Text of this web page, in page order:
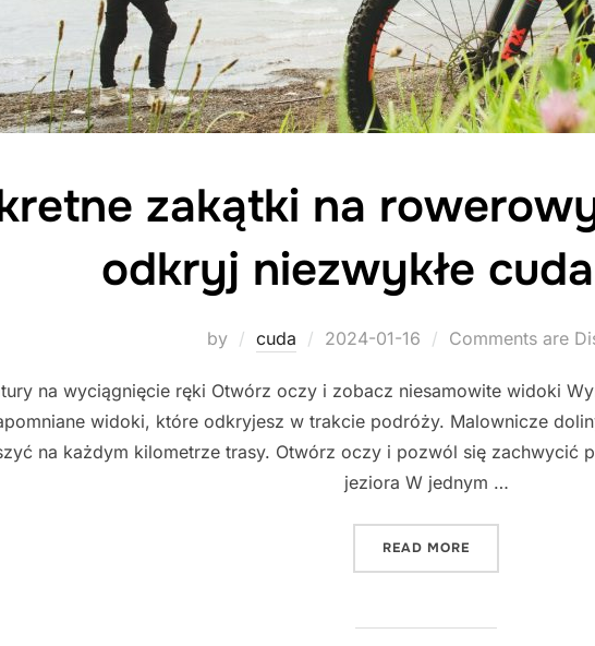
zakątki na
odkryj niezwykłe
by cuda
Posted
2024-01-16 Comments are
na wyciągnięcie ręki Otwórz oczy i zobacz niesamowite widoki
widoki, które odkryjesz w trakcie podróży. Malownicze
na każdym kilometrze trasy. Otwórz oczy i pozwól się zachwycić
jeziora W jednym …
READ MORE